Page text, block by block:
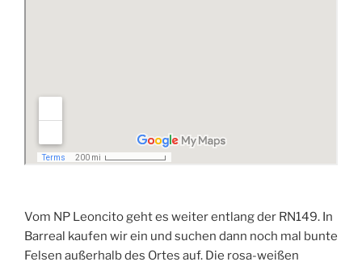
Vom NP Leoncito geht es weiter entlang der RN149. In
Barreal kaufen wir ein und suchen dann noch mal bunte
Felsen außerhalb des Ortes auf. Die rosa-weißen